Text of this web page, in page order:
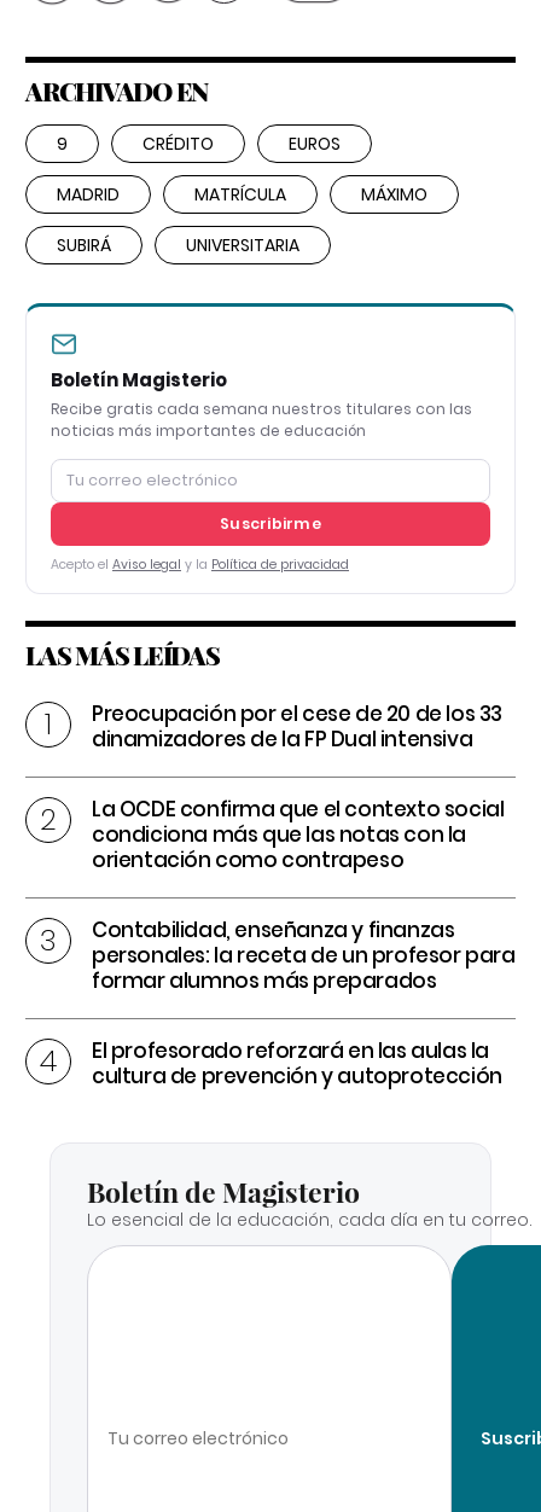
ARCHIVADO EN
9 CRÉDITO EUROS
MADRID MATRÍCULA MÁXIMO
SUBIRÁ UNIVERSITARIA
Boletín Magisterio
Recibe gratis cada semana nuestros titulares con las
noticias más importantes de educación
Suscribirme
Acepto el Aviso legal y la Política de privacidad
LAS MÁS LEÍDAS
Preocupación por el cese de 20 de los 33
dinamizadores de la FP Dual intensiva
La OCDE confirma que el contexto social
condiciona más que las notas con la
orientación como contrapeso
Contabilidad, enseñanza y finanzas
personales: la receta de un profesor para
formar alumnos más preparados
El profesorado reforzará en las aulas la
cultura de prevención y autoprotección
Boletín de Magisterio
Lo esencial de la educación, cada día en tu correo.